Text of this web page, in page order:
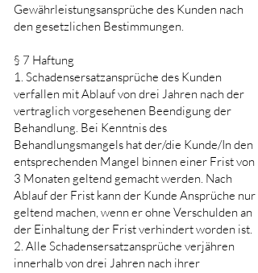
Gewährleistungsansprüche des Kunden nach
den gesetzlichen Bestimmungen.
§ 7 Haftung
1. Schadensersatzansprüche des Kunden
verfallen mit Ablauf von drei Jahren nach der
vertraglich vorgesehenen Beendigung der
Behandlung. Bei Kenntnis des
Behandlungsmangels hat der/die Kunde/In den
entsprechenden Mangel binnen einer Frist von
3 Monaten geltend gemacht werden. Nach
Ablauf der Frist kann der Kunde Ansprüche nur
geltend machen, wenn er ohne Verschulden an
der Einhaltung der Frist verhindert worden ist.
2. Alle Schadensersatzansprüche verjähren
innerhalb von drei Jahren nach ihrer